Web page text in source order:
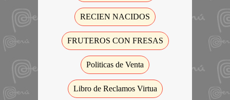
RECIEN NACIDOS
FRUTEROS CON FRESAS
Politicas de Venta
Libro de Reclamos Virtua